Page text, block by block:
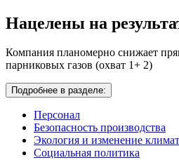
Нацелены на
Компания планомерно снижает
парниковых газов (охват 1+ 2)
Подробнее в разделе:
Персонал
Безопасность производства
Экология и изменение
Социальная политика